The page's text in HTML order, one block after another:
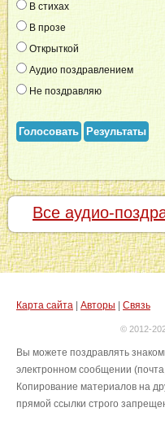
В стихах
В прозе
Открыткой
Аудио поздравлением
Не поздравляю
Голосовать Результаты
Все аудио-
Карта сайта Авторы Связь
© 2012-
Вы можете поздравлять
электронном сообщении
Копирование материалов на
прямой ссылки строго